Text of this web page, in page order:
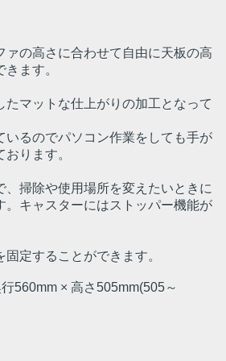
ァの高さに合わせて自由に天板の高
ます。
たマットな仕上がりの加工となって
いるのでパソコン作業をしても手が
ります。
、掃除や使用場所を変えたいときに
。キャスターにはストッパー機能が
定することができます。
560mm × 高さ505mm(505～